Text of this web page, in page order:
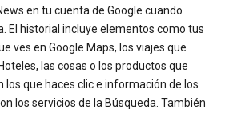
en tu cuenta de Google cuando
El historial incluye elementos como tus
ves en Google Maps, los viajes que
las cosas o los productos que
los que haces clic e información de los
los servicios de la Búsqueda. También